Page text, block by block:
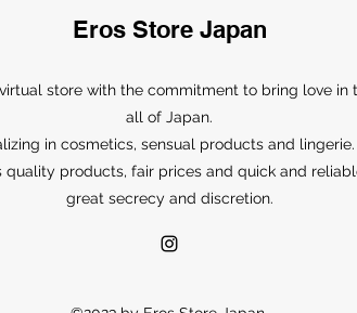
Eros Store Japan
store with the commitment to bring love in
all of Japan.
in cosmetics, sensual products and
quality products, fair prices and quick and
great secrecy and discretion.